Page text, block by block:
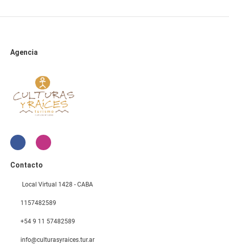
Agencia
Contacto
Local Virtual 1428 - CABA
1157482589
+54 9 11 57482589
info@culturasyraices.tur.ar